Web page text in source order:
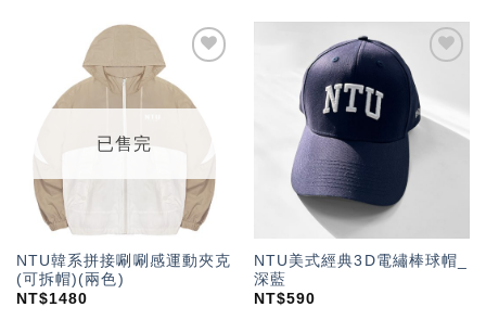
望輕
已售完
NTU韓系拼接唰唰感運動夾克
(可拆帽)(兩色)
NT$1480
單」
NTU美式經典3D電繡棒球帽_
深藍
NT$590